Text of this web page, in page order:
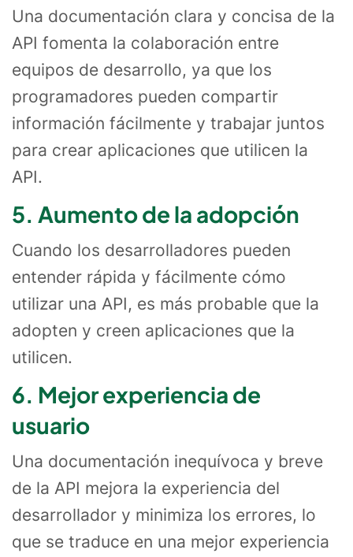
Una documentación clara y concisa de la
API fomenta la colaboración entre
equipos de desarrollo, ya que los
programadores pueden compartir
información fácilmente y trabajar juntos
para crear aplicaciones que utilicen la
API.
5. Aumento de la adopción
Cuando los desarrolladores pueden
entender rápida y fácilmente cómo
utilizar una API, es más probable que la
adopten y creen aplicaciones que la
utilicen.
6. Mejor experiencia de
usuario
Una documentación inequívoca y breve
de la API mejora la experiencia del
desarrollador y minimiza los errores, lo
que se traduce en una mejor experiencia